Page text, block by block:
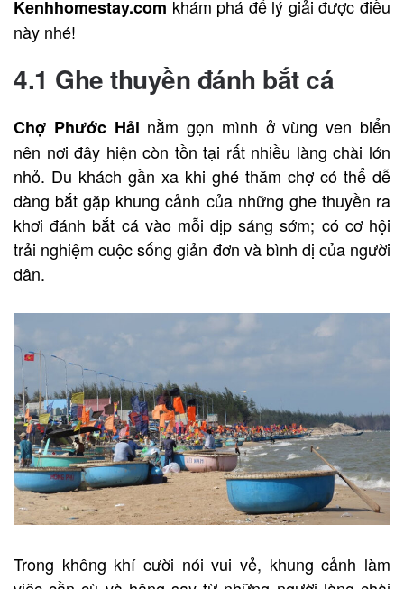
Kenhhomestay.com khám phá để lý giải được điều
này nhé!
4.1 Ghe thuyền đánh bắt cá
Chợ Phước Hải nằm gọn mình ở vùng ven biển
nên nơi đây hiện còn tồn tại rất nhiều làng chài lớn
nhỏ. Du khách gần xa khi ghé thăm chợ có thể dễ
dàng bắt gặp khung cảnh của những ghe thuyền ra
khơi đánh bắt cá vào mỗi dịp sáng sớm; có cơ hội
trải nghiệm cuộc sống giản đơn và bình dị của người
dân.
Trong không khí cười nói vui vẻ, khung cảnh làm